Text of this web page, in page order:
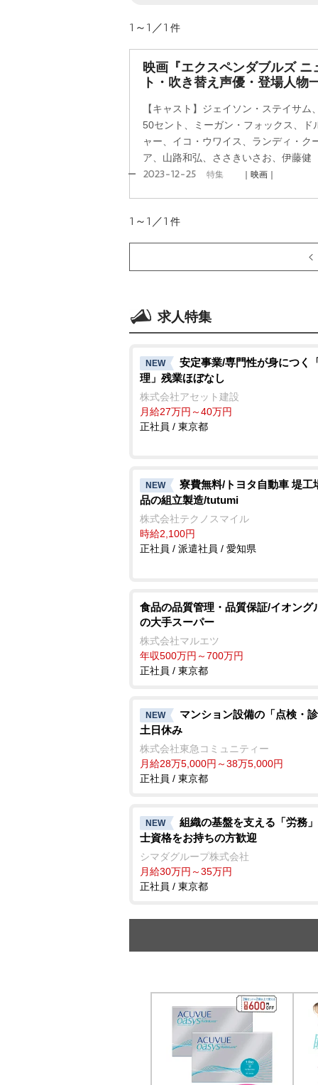
1～1／1 件
映画『エクスペンダブルズ ニ
ト・吹き替え声優・登場人物
【キャスト】ジェイソン・ステイサ
50セント、ミーガン・フォックス、ド
ャー、イコ・ウワイス、ランディ・ク
ア、山路和弘、ささきいさお、伊藤健
2023-12-25 特集 ｜映画｜
1～1／1 件
求人特集
NEW
安定事業/専門性が身につく
理」残業ほぼなし
株式会社アセット建設
月給27万円～40万円
正社員 / 東京都
NEW
寮費無料/トヨタ自動車 堤工
品の組立製造/tutumi
株式会社テクノスマイル
時給2,100円
正社員 / 派遣社員 / 愛知県
食品の品質管理・品質保証/イオング
の大手スーパー
株式会社マルエツ
年収500万円～700万円
正社員 / 東京都
NEW
マンション設備の「点検・
土日休み
株式会社東急コミュニティー
月給28万5,000円～38万5,000円
正社員 / 東京都
NEW
組織の基盤を支える「労務
士資格をお持ちの方歓迎
シマダグループ株式会社
月給30万円～35万円
正社員 / 東京都